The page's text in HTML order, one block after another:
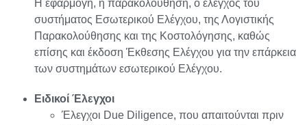
Η εφαρμογή, η παρακολούθηση, ο έλεγχος του
συστήματος Εσωτερικού Ελέγχου, της Λογιστικής
Παρακολούθησης και της Κοστολόγησης, καθώς
επίσης και έκδοση Έκθεσης Ελέγχου για την επάρκεια
των συστημάτων εσωτερικού Ελέγχου.
Ειδικοί Έλεγχοι
Έλεγχοι Due Diligence, που απαιτούνται πριν